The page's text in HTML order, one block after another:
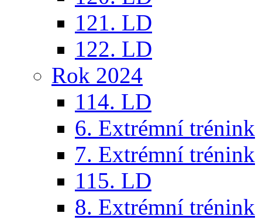
121. LD
122. LD
Rok 2024
114. LD
6. Extrémní trénink
7. Extrémní trénink
115. LD
8. Extrémní trénink